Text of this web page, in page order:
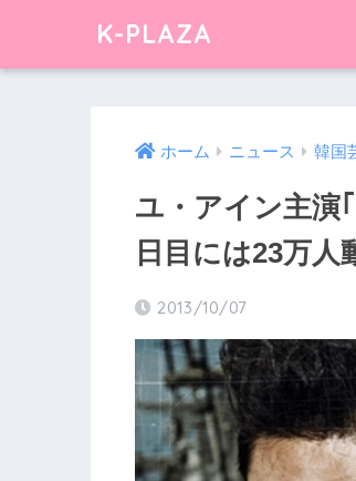
K-PLAZA
ホーム ニュース 韓国
ユ・アイン主演
日目には23万人
2013/10/07